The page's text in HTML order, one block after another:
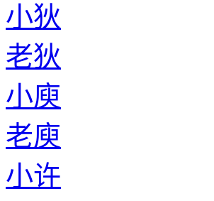
小狄
老狄
小庾
老庾
小许